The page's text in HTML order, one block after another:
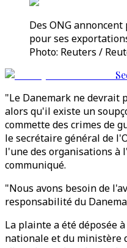
Des ONG
pour ses
Photo: Reuters /
"Le Danemark ne devrait
alors qu'il existe un
commette des crimes de
le secrétaire général de
l'une des organisations à
communiqué.
"Nous avons besoin de
responsabilité du
La plainte a été déposée
nationale et du ministère